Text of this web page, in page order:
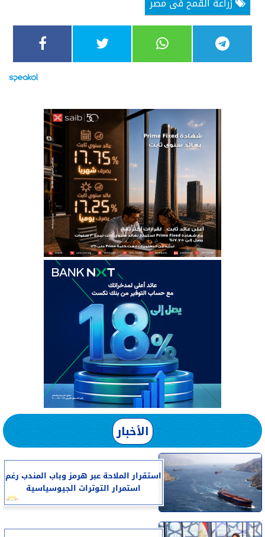
الأخبار
استقرار الملاحة عبر هرمز وباب المندب رغم
استمرار التوترات الجيوسياسية